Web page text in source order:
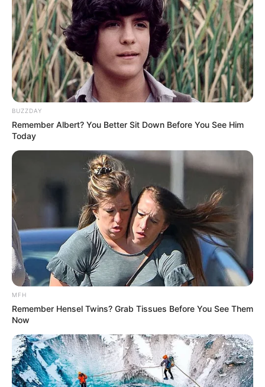
BUZZDAY
Remember Albert? You Better Sit Down Before You See Him
Today
MFH
Remember Hensel Twins? Grab Tissues Before You See Them
Now